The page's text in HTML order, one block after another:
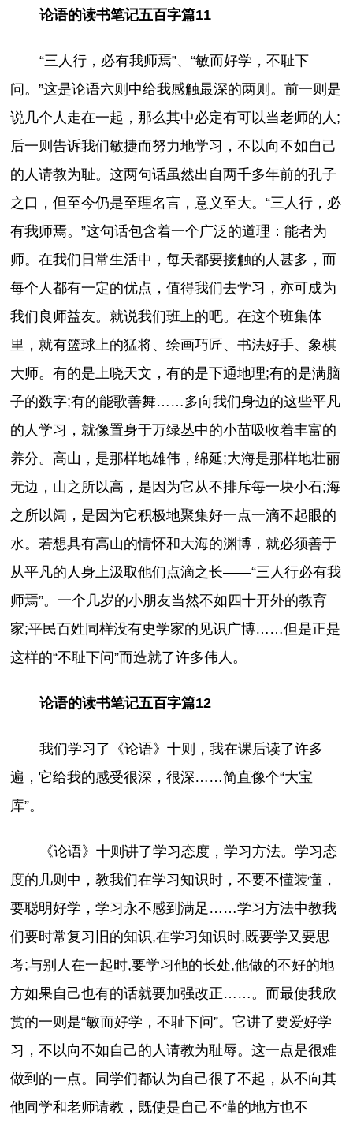
论语的读书笔记五百字篇11
“三人行，必有我师焉”、“敏而好学，不耻下
问。”这是论语六则中给我感触最深的两则。前一则是
说几个人走在一起，那么其中必定有可以当老师的人;
后一则告诉我们敏捷而努力地学习，不以向不如自己
的人请教为耻。这两句话虽然出自两千多年前的孔子
之口，但至今仍是至理名言，意义至大。“三人行，必
有我师焉。”这句话包含着一个广泛的道理：能者为
师。在我们日常生活中，每天都要接触的人甚多，而
每个人都有一定的优点，值得我们去学习，亦可成为
我们良师益友。就说我们班上的吧。在这个班集体
里，就有篮球上的猛将、绘画巧匠、书法好手、象棋
大师。有的是上晓天文，有的是下通地理;有的是满脑
子的数字;有的能歌善舞……多向我们身边的这些平凡
的人学习，就像置身于万绿丛中的小苗吸收着丰富的
养分。高山，是那样地雄伟，绵延;大海是那样地壮丽
无边，山之所以高，是因为它从不排斥每一块小石;海
之所以阔，是因为它积极地聚集好一点一滴不起眼的
水。若想具有高山的情怀和大海的渊博，就必须善于
从平凡的人身上汲取他们点滴之长——“三人行必有我
师焉”。一个几岁的小朋友当然不如四十开外的教育
家;平民百姓同样没有史学家的见识广博……但是正是
这样的“不耻下问”而造就了许多伟人。
论语的读书笔记五百字篇12
我们学习了《论语》十则，我在课后读了许多
遍，它给我的感受很深，很深……简直像个“大宝
库”。
《论语》十则讲了学习态度，学习方法。学习态
度的几则中，教我们在学习知识时，不要不懂装懂，
要聪明好学，学习永不感到满足……学习方法中教我
们要时常复习旧的知识,在学习知识时,既要学又要思
考;与别人在一起时,要学习他的长处,他做的不好的地
方如果自己也有的话就要加强改正……。而最使我欣
赏的一则是“敏而好学，不耻下问”。它讲了要爱好学
习，不以向不如自己的人请教为耻辱。这一点是很难
做到的一点。同学们都认为自己很了不起，从不向其
他同学和老师请教，既使是自己不懂的地方也不